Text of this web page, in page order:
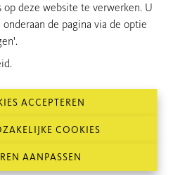
deze website te verwerken. U
de pagina via de optie
.
ACCEPTEREN
COOKIES
AANPASSEN
90